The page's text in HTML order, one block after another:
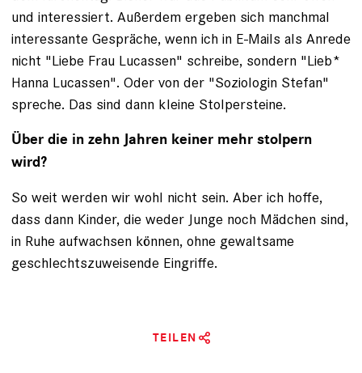
und interessiert. Außerdem ergeben sich manchmal
interessante Gespräche, wenn ich in E-Mails als Anrede
nicht "Liebe Frau Lucassen" schreibe, sondern "Lieb*
Hanna Lucassen". Oder von der "Soziologin Stefan"
spreche. Das sind dann kleine Stolpersteine.
Über die in zehn Jahren keiner mehr stolpern
wird?
So weit werden wir wohl nicht sein. Aber ich hoffe,
dass dann Kinder, die weder Junge noch Mädchen sind,
in Ruhe aufwachsen können, ohne gewaltsame
geschlechtszuweisende Eingriffe.
TEILEN